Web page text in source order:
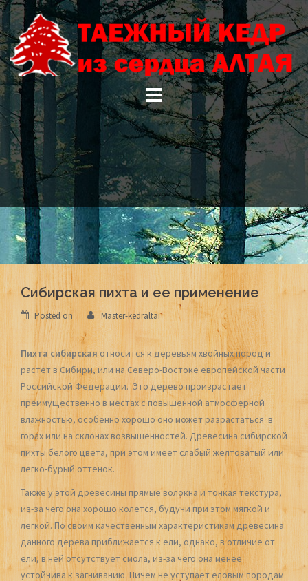
Skip
to
content
Сибирская пихта и ее применение
Posted on Master-kedraltai
Пихта сибирскаяотносится к деревьям хвойных пород и
растет в Сибири, или на Северо-Востоке европейской части
Российской Федерации. Это дерево произрастает
преимущественно в местах с повышенной атмосферной
влажностью, особенно хорошо оно может разрастаться в
горах или на склонах возвышенностей. Древесина сибирской
пихты белого цвета, при этом имеет слабый желтоватый или
легко-бурый оттенок.
Также у этой древесины прямые волокна и тонкая текстура,
из-за чего она хорошо колется, будучи при этом мягкой и
легкой. По своим качественным характеристикам древесина
данного дерева приближается к ели, однако, в отличие от
ели, в ней отсутствует смола, из-за чего она менее
устойчива к загниванию. Ничем не уступает еловым породам